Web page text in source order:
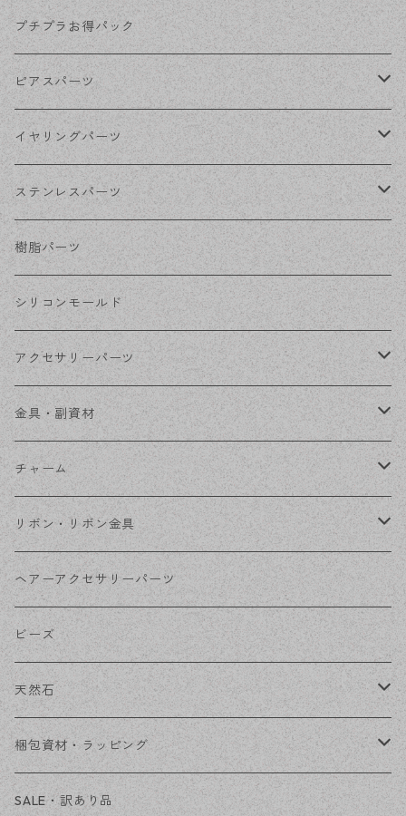
KCゴールド
ゴールド
シルバー
ホワイトシルバー
ステンレス・シルバー
ステンレス・ゴールド
プチプラお得パック
ピアスパーツ
ポストピアス
フックピアス
その他ピアス
イヤリングパーツ
ネジばねイヤリング
クリップイヤリング
ノンホールピアス
ステンレスパーツ
ステンレスピアス
ステンレスイヤリング
ステンレスチェーン
ステンレス金具
樹脂パーツ
シリコンモールド
アクセサリーパーツ
デザイン丸カン
フレーム
コネクター
その他
金具・副資材
丸カン
ピン類
花座・ビーズキャップ
チェーン
その他
チャーム
金属
アクリル・プラ
ファーボール
リボン・リボン金具
リボン
リボン金具
ヘアーアクセサリーパーツ
ビーズ
天然石
穴あき
穴なし
梱包資材・ラッピング
発送ボックス
SALE・訳あり品